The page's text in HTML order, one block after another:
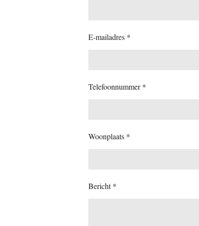
E-mailadres *
Telefoonnummer *
Woonplaats *
Bericht *